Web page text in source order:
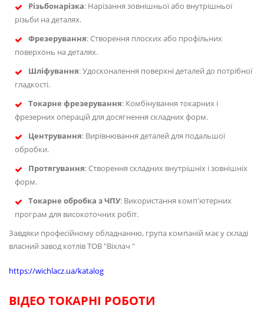
Різьбонарізка: Нарізання зовнішньої або внутрішньої
різьби на деталях.
Фрезерування: Створення плоских або профільних
поверхонь на деталях.
Шліфування: Удосконалення поверхні деталей до потрібної
гладкості.
Токарне фрезерування: Комбінування токарних і
фрезерних операцій для досягнення складних форм.
Центрування: Вирівнювання деталей для подальшої
обробки.
Протягування: Створення складних внутрішніх і зовнішніх
форм.
Токарне обробка з ЧПУ: Використання комп'ютерних
програм для високоточних робіт.
Завдяки професійному обладнанню, група компаній має у складі
власний завод котлів ТОВ "Віхлач "
https://wichlacz.ua/katalog
ВІДЕО ТОКАРНІ РОБОТИ